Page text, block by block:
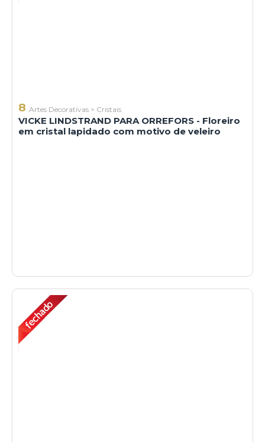
8 Artes Decorativas > Cristais
VICKE LINDSTRAND PARA ORREFORS - Floreiro
em cristal lapidado com motivo de veleiro